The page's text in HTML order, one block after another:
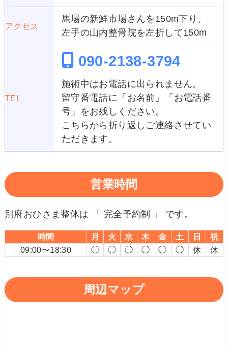
アクセス
馬場の新鮮市場さんを150m下り、
左手の山内整骨院を左折して150m
TEL
090-2138-3794
施術中はお電話に出られません。
留守番電話に「お名前」「お電話番
号」をお残しください。
こちらから折り返しご連絡させてい
ただきます。
営業時間
別府おひさま整体は 「 完全予約制 」 です。
時間 月 火 水 木 金 土 日
祝
09:00〜18:30
◯ ◯ ◯ ◯ ◯ ◯ 休 休
周辺マップ